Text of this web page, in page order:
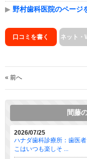
▶ 野村歯科医院のページ
口コミを書く ネット・
« 前へ
間藤
2026/07/25
ハナダ歯科診療所：歯医
こはいつも楽しそ ...